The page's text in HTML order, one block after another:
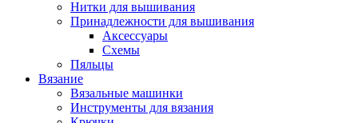
Нитки для вышивания
Принадлежности для вышивания
Аксессуары
Схемы
Пяльцы
Вязание
Вязальные машинки
Инструменты для вязания